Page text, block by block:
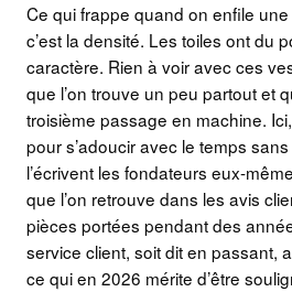
Ce qui frappe quand on enfile
c’est la densité. Les toiles ont du
caractère. Rien à voir avec ces
que l’on trouve un peu partout et
troisième passage en machine.
pour s’adoucir avec le temps
l’écrivent les fondateurs eux-
que l’on retrouve dans les avis
pièces portées pendant des
service client, soit dit en passant,
ce qui en 2026 mérite d’être